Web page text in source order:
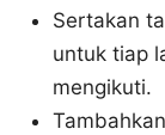
Sertakan
untuk tiap
mengikuti.